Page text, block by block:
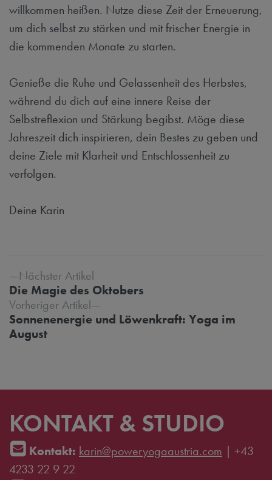
willkommen heißen. Nutze diese Zeit der Erneuerung,
um dich selbst zu stärken und mit frischer Energie in
die kommenden Monate zu starten.
Genieße die Ruhe und Gelassenheit des Herbstes,
während du dich auf eine innere Reise der
Selbstreflexion und Stärkung begibst. Möge diese
Jahreszeit dich inspirieren, dein Bestes zu geben und
deine Ziele mit Klarheit und Entschlossenheit zu
verfolgen.
Deine Karin
Beitrags-Navigation
Nächster Artikel
Die Magie des Oktobers
Vorheriger Artikel
Sonnenenergie und Löwenkraft: Yoga im
August
KONTAKT & STUDIO
Kontakt: karin@poweryogaaustria.com | +43
4233 22 9 22